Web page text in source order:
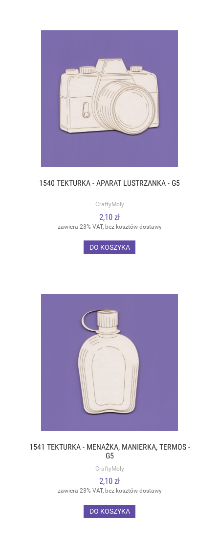
1540 TEKTURKA - APARAT LUSTRZANKA - G5
CraftyMoly
2,10 zł
zawiera 23% VAT, bez kosztów dostawy
DO KOSZYKA
1541 TEKTURKA - MENAŻKA, MANIERKA, TERMOS -
G5
CraftyMoly
2,10 zł
zawiera 23% VAT, bez kosztów dostawy
DO KOSZYKA